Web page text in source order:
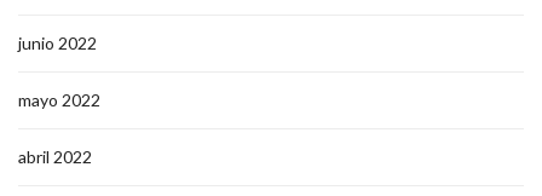
junio 2022
mayo 2022
abril 2022